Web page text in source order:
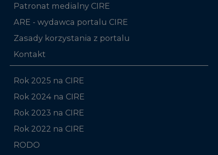
Patronat medialny CIRE
ARE - wydawca portalu CIRE
Zasady korzystania z portalu
Kontakt
Rok 2025 na CIRE
Rok 2024 na CIRE
Rok 2023 na CIRE
Rok 2022 na CIRE
RODO